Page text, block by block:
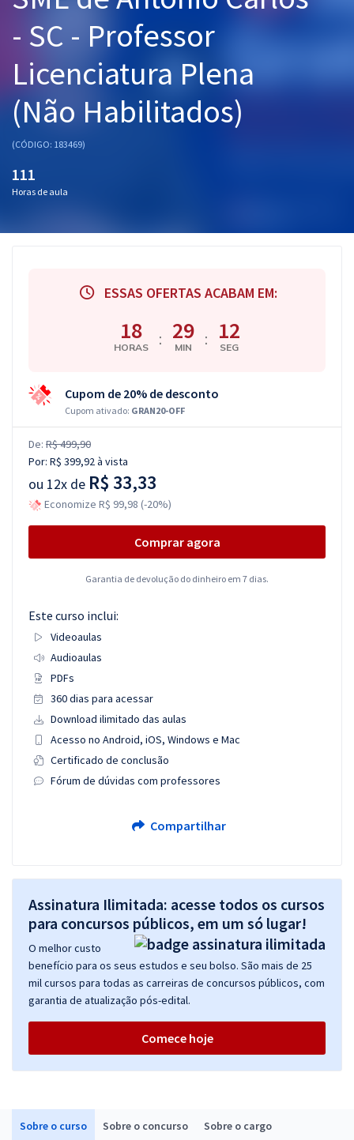
Graduação
Mentorias
Conteúdo gratuito
Atendimento
- SC - Professor
Licenciatura Plena
(Não Habilitados)
(CÓDIGO: 183469)
111
Horas de aula
Sobre o curso Sobre o concurso Sobre o cargo
ESSAS OFERTAS ACABAM EM:
18
HORAS : 29
MIN : 12
SEG
Cupom de 20% de desconto
Cupom ativado: GRAN20-OFF
De: R$ 499,90
Por: R$ 399,92à vista
ou 12x de R$ 33,33
Economize R$ 99,98 (-20%)
Comprar agora
Garantia de devolução do dinheiro em 7 dias.
Este curso inclui:
Videoaulas
Audioaulas
PDFs
360 dias para acessar
Download ilimitado das aulas
Acesso no Android, iOS, Windows e Mac
Certificado de conclusão
Fórum de dúvidas com professores
Compartilhar
Assinatura Ilimitada: acesse todos os cursos
para concursos públicos, em um só lugar!
O melhor custo
benefício para os seus estudos e seu bolso. São mais de 25
mil cursos para todas as carreiras de concursos públicos, com
garantia de atualização pós-edital.
Comece hoje